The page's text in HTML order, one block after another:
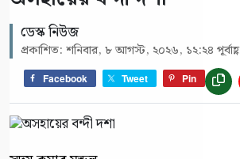
ডেস্ক নিউজ
প্রকাশিত: শনিবার, ৮ আগস্ট, ২০২৬, ১২:২৪ পূর্বাহ্ণ
Facebook Tweet Pin